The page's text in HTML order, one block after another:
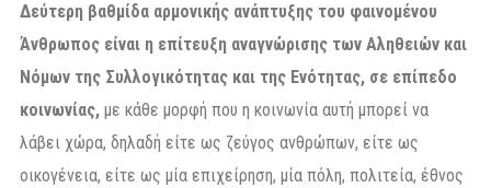
Δεύτερη βαθμίδα αρμονικής ανάπτυξης του φαινομένου
Άνθρωπος είναι η επίτευξη αναγνώρισης των Αληθειών και
Νόμων της Συλλογικότητας και της Ενότητας, σε επίπεδο
κοινωνίας, με κάθε μορφή που η κοινωνία αυτή μπορεί να
λάβει χώρα, δηλαδή είτε ως ζεύγος ανθρώπων, είτε ως
οικογένεια, είτε ως μία επιχείρηση, μία πόλη, πολιτεία, έθνος